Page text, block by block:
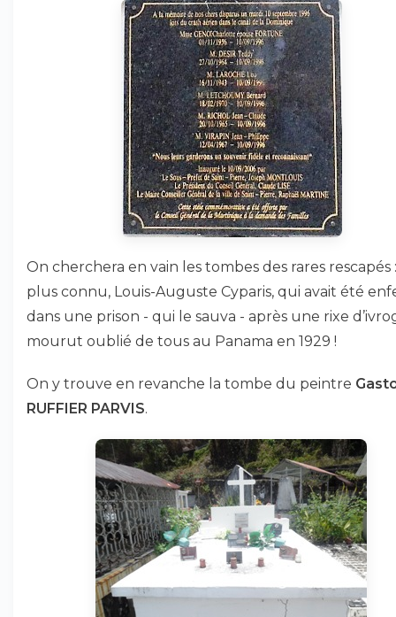
On cherchera en vain les tombes des rares rescapés
plus connu, Louis-Auguste Cyparis, qui avait été
dans une prison - qui le sauva - après une rixe
mourut oublié de tous au Panama en 1929 !
On y trouve en revanche la tombe du peintre
RUFFIER PARVIS.